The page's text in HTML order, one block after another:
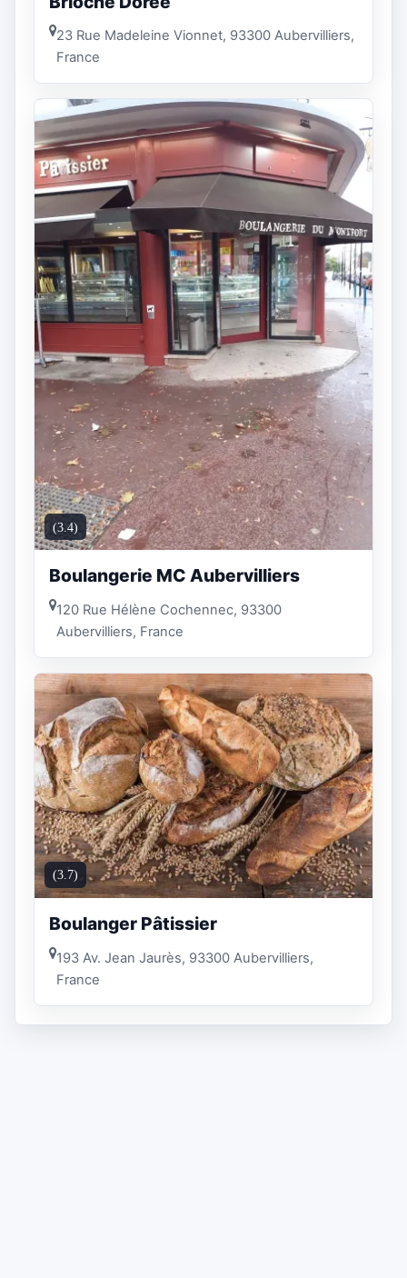
23 Rue Madeleine Vionnet, 93300 Aubervilliers,
France
(3.4)
Boulangerie MC Aubervilliers
120 Rue Hélène Cochennec, 93300
Aubervilliers, France
(3.7)
Boulanger Pâtissier
193 Av. Jean Jaurès, 93300 Aubervilliers,
France